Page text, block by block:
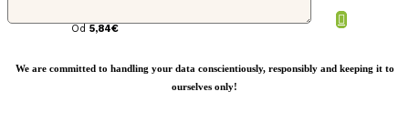
Od 5,84€
We are committed to handling your data conscientiously, responsibly and keeping it to
ourselves only!